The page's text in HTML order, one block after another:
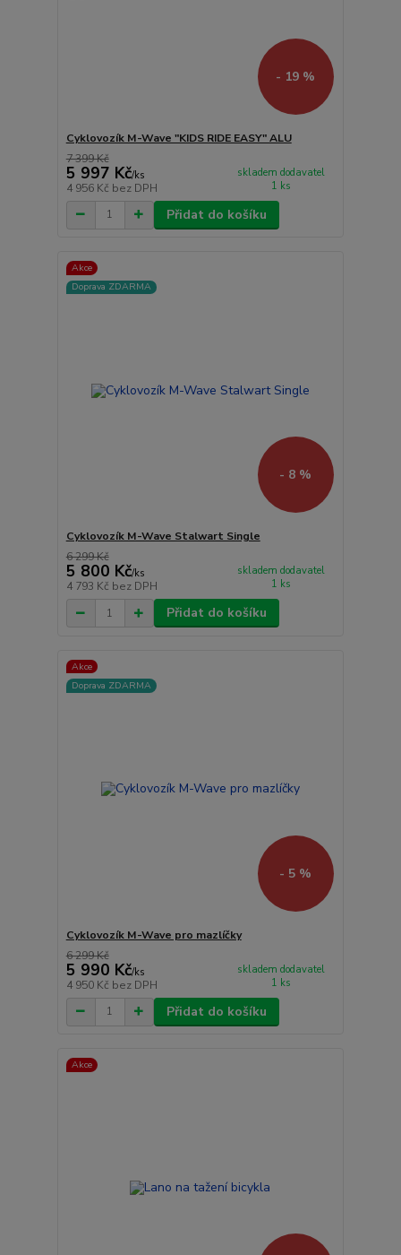
- 19 %
Cyklovozík M-Wave "KIDS RIDE EASY" ALU
7 399 Kč
5 997 Kč/ks
4 956 Kč bez DPH
skladem dodavatel
1 ks
Přidat do košíku
Akce
Doprava ZDARMA
- 8 %
Cyklovozík M-Wave Stalwart Single
6 299 Kč
5 800 Kč/ks
4 793 Kč bez DPH
skladem dodavatel
1 ks
Přidat do košíku
Akce
Doprava ZDARMA
- 5 %
Cyklovozík M-Wave pro mazlíčky
6 299 Kč
5 990 Kč/ks
4 950 Kč bez DPH
skladem dodavatel
1 ks
Přidat do košíku
Akce